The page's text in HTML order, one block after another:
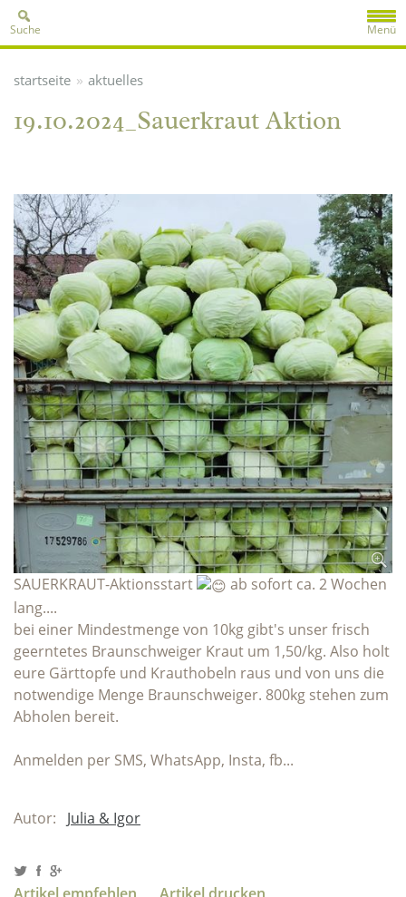
Menü
Suche
startseite » aktuelles
19.10.2024_Sauerkraut Aktion
SAUERKRAUT-Aktionsstart
ab sofort ca. 2 Wochen
lang....
bei einer Mindestmenge von 10kg gibt's unser frisch
geerntetes Braunschweiger Kraut um 1,50/kg. Also holt
eure Gärttopfe und Krauthobeln raus und von uns die
notwendige Menge Braunschweiger. 800kg stehen zum
Abholen bereit.
Anmelden per SMS, WhatsApp, Insta, fb...
Autor: Julia & Igor